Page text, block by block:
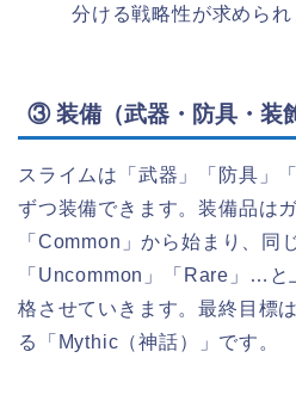
分ける戦略性が求められ
③ 装備（武器・防具・装
スライムは「武器」「防具」
ずつ装備できます。装備品は
「Common」から始まり、同
「Uncommon」「Rare」…と
格させていきます。最終目標
る「Mythic（神話）」です。